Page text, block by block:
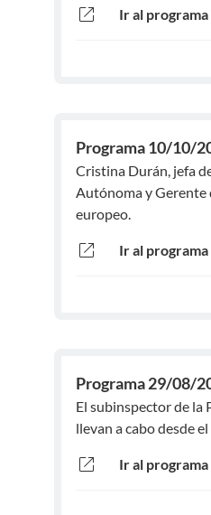
open_in_new Ir al programa
Programa 10/10/
Cristina Durán, jefa
Autónoma y Gerente
europeo.
open_in_new Ir al programa
Programa 29/08/
El subinspector de la
llevan a cabo desde
open_in_new Ir al programa